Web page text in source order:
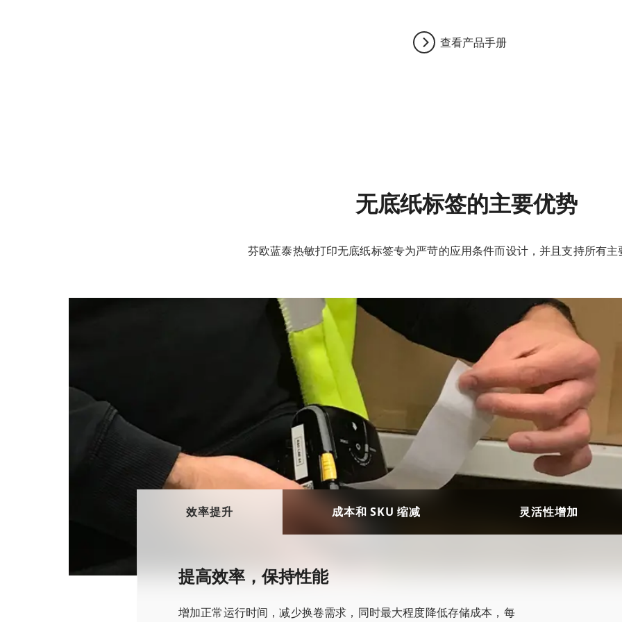
查看产品手册
无底纸标签的主要优势
芬欧蓝泰热敏打印无底纸标签专为严苛的应用条件而设计，并且支持所有主
效率提升 成本和 SKU 缩减 灵活性增加
提高效率，保持性能
增加正常运行时间，减少换卷需求，同时最大程度降低存储成本，每